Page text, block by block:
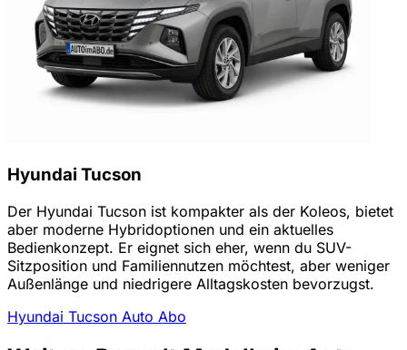
Hyundai Tucson
Der Hyundai Tucson ist kompakter als der Koleos, bietet
aber moderne Hybridoptionen und ein aktuelles
Bedienkonzept. Er eignet sich eher, wenn du SUV-
Sitzposition und Familiennutzen möchtest, aber weniger
Außenlänge und niedrigere Alltagskosten bevorzugst.
Hyundai Tucson Auto Abo